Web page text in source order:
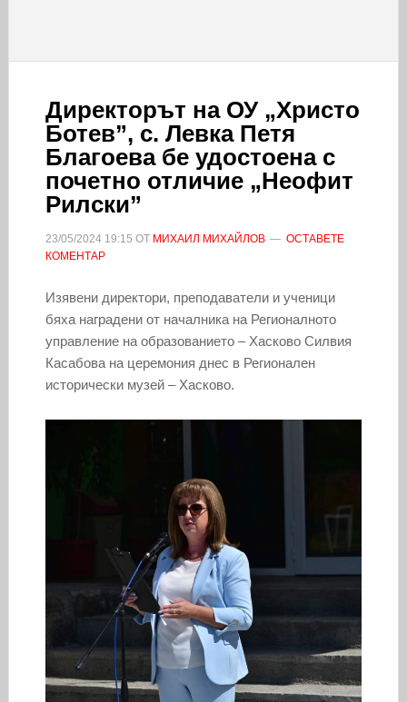
Директорът на ОУ „Христо
Ботев”, с. Левка Петя
Благоева бе удостоена с
почетно отличие „Неофит
Рилски”
23/05/2024 19:15 ОТ МИХАИЛ МИХАЙЛОВ
ОСТАВЕТЕ
КОМЕНТАР
Изявени директори, преподаватели и ученици
бяха наградени от началника на Регионалното
управление на образованието – Хасково Силвия
Касабова на церемония днес в Регионален
исторически музей – Хасково.